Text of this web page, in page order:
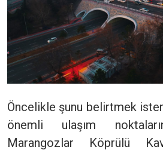
Öncelikle şunu belirtmek
önemli ulaşım
Marangozlar Köprülü